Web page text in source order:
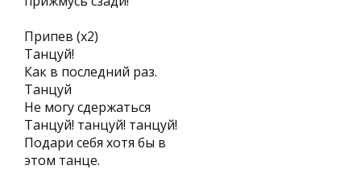
Припев (х2)
Танцуй!
Как в последний раз.
Танцуй
Не могу сдержаться
Танцуй! танцуй! танцуй!
Подари себя хотя бы в
этом танце.